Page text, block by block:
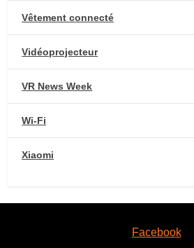
Vêtement connecté
Vidéoprojecteur
VR News Week
Wi-Fi
Xiaomi
Facebook